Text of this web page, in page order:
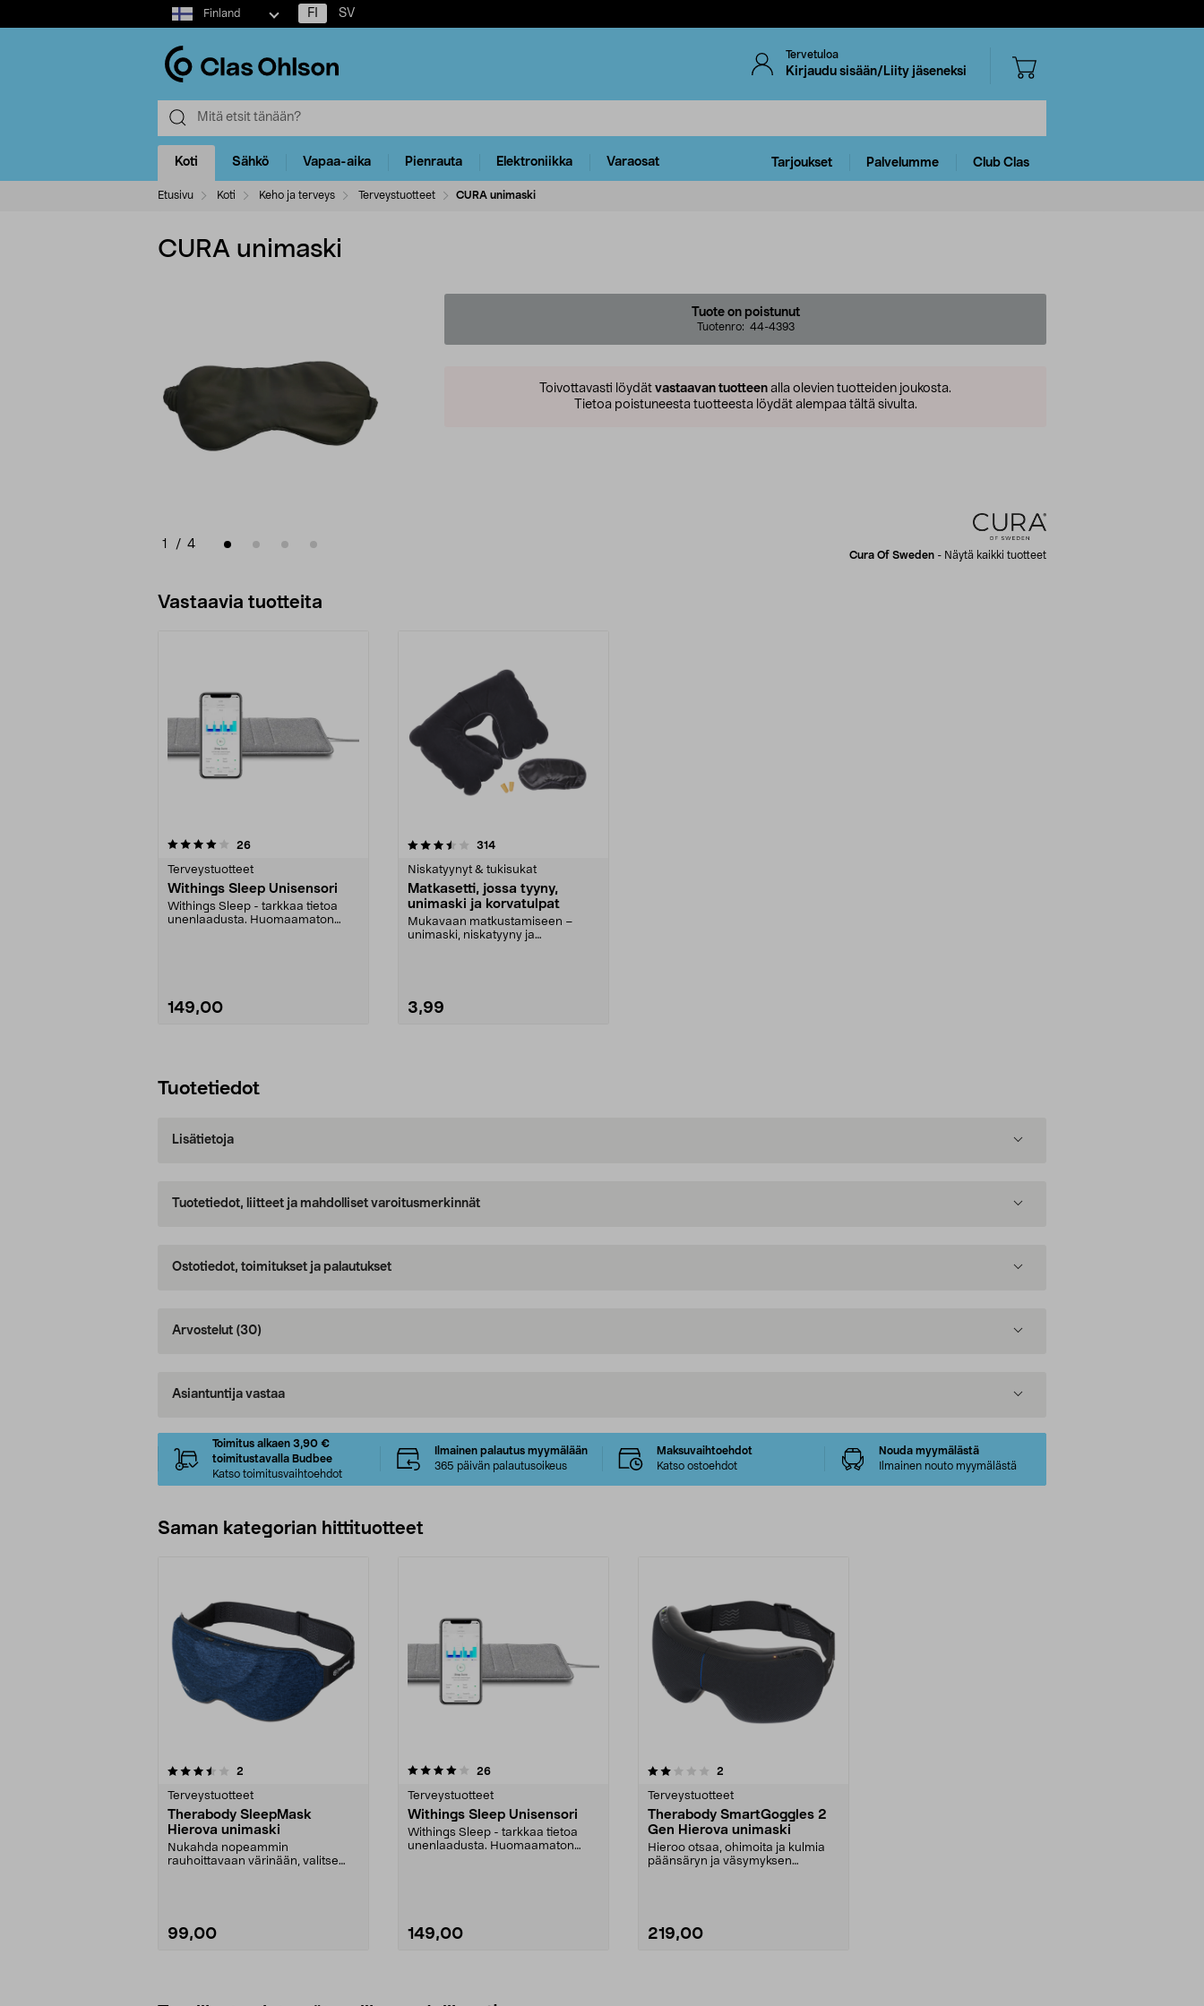
Select
market
Finland FI SV
Tervetuloa
Kirjaudu sisään/Liity jäseneksi
Koti Sähkö Vapaa-aika Pienrauta Elektroniikka Varaosat Tarjoukset Palvelumme Club Clas
Etusivu Koti Keho ja terveys Terveystuotteet CURA unimaski
CURA unimaski
1 / 4
Tuote on poistunut
Tuotenro: 44-4393
Toivottavasti löydät vastaavan tuotteen alla olevien tuotteiden joukosta.
Tietoa poistuneesta tuotteesta löydät alempaa tältä sivulta.
Cura Of Sweden - Näytä kaikki tuotteet
Vastaavia tuotteita
26arvostelut
Terveystuotteet
Withings Sleep Unisensori
Withings Sleep - tarkkaa tietoa
unenlaadusta. Huomaamaton
149,00
3.5viidestä
314arvostelut
Niskatyynyt & tukisukat
Matkasetti, jossa tyyny,
unimaski ja korvatulpat
Mukavaan matkustamiseen –
unimaski, niskatyyny ja
3,99
Tuotetiedot
Lisätietoja
Tuotetiedot, liitteet ja mahdolliset varoitusmerkinnät
Ostotiedot, toimitukset ja palautukset
Arvostelut (30)
Asiantuntija vastaa
Toimitus alkaen 3,90 €
toimitustavalla Budbee
Katso toimitusvaihtoehdot
Ilmainen palautus myymälään
365 päivän palautusoikeus
Maksuvaihtoehdot
Katso ostoehdot
Nouda myymälästä
Ilmainen nouto myymälästä
Saman kategorian hittituotteet
2
Terveystuotteet
Therabody SleepMask
Hierova unimaski
Nukahda nopeammin
rauhoittavaan värinään, valitse
99,00
4.0 viidestä
26arvostelut
Terveystuotteet
Withings Sleep Unisensori
Withings Sleep - tarkkaa tietoa
unenlaadusta. Huomaamaton
149,00
2.0 viidestä
2
Terveystuotteet
Therabody SmartGoggles 2
Gen Hierova unimaski
Hieroo otsaa, ohimoita ja kulmia
päänsäryn ja väsymyksen
219,00